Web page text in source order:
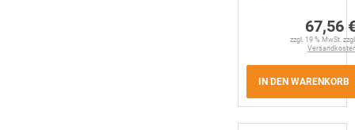
67,56
zzgl. 19 % MwSt.
IN DEN WARENKORB